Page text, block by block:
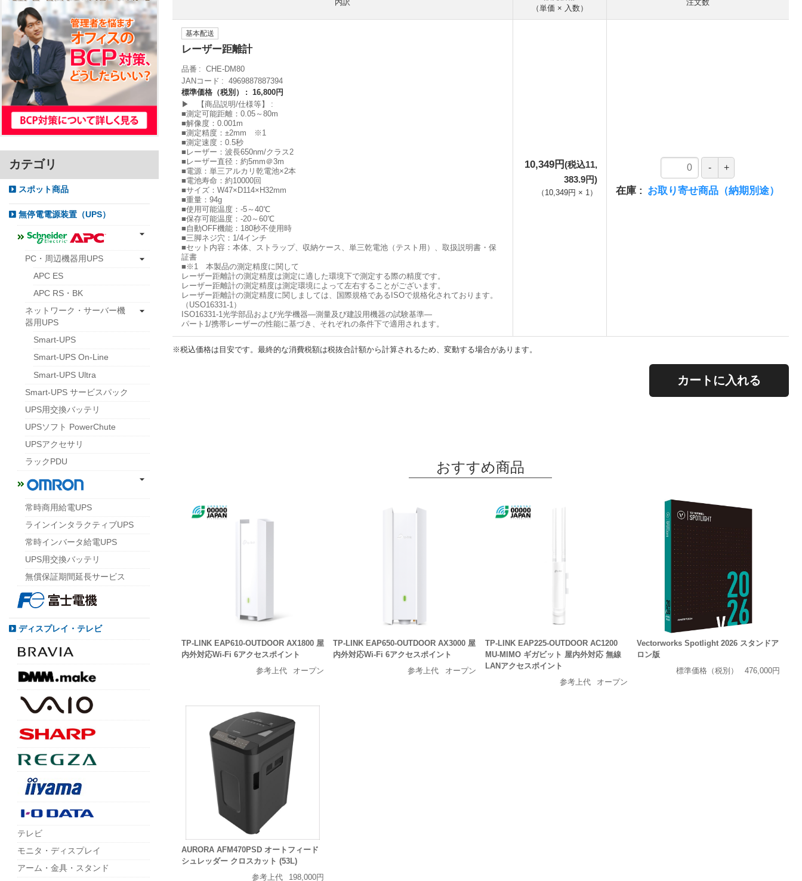
内訳
（単価 × 入数）
注文数
基本配送
レーザー距離計
品番
CHE-DM80
JANコード
4969887887394
標準価格（税別）
16,800円
▶ 【商品説明/仕様等】
■測定可能距離：0.05～80m
■解像度：0.001m
■測定精度：±2mm ※1
■測定速度：0.5秒
■レーザー：波長650nm/クラス2
■レーザー直径：約5mm＠3m
■電源：単三アルカリ乾電池×2本
■電池寿命：約10000回
■サイズ：W47×D114×H32mm
■重量：94g
■使用可能温度：-5～40℃
■保存可能温度：-20～60℃
■自動OFF機能：180秒不使用時
■三脚ネジ穴：1/4インチ
■セット内容：本体、ストラップ、収納ケース、単三乾電池（テスト用）、取扱説明書・保
証書
■※1 本製品の測定精度に関して
レーザー距離計の測定精度は測定に適した環境下で測定する際の精度です。
レーザー距離計の測定精度は測定環境によって左右することがございます。
レーザー距離計の測定精度に関しましては、国際規格であるISOで規格化されております。
（USO16331-1）
ISO16331-1光学部品および光学機器―測量及び建設用機器の試験基準―
パート1/携帯レーザーの性能に基づき、それぞれの条件下で適用されます。
10,349円(税込11,
383.9円)
（ 10,349円 × 1 ） 在庫 お取り寄せ商品（納期別途）
※税込価格は目安です。最終的な消費税額は税抜合計額から計算されるため、変動する場合があります。
カートに入れる
おすすめ商品
TP-LINK EAP610-OUTDOOR AX1800 屋
内外対応Wi-Fi 6アクセスポイント
参考上代
オープン
TP-LINK EAP650-OUTDOOR AX3000 屋
内外対応Wi-Fi 6アクセスポイント
参考上代
オープン
TP-LINK EAP225-OUTDOOR AC1200
MU-MIMO ギガビット 屋内外対応 無線
LANアクセスポイント
参考上代
オープン
Vectorworks Spotlight 2026 スタンドア
ロン版
標準価格（税別）
476,000円
AURORA AFM470PSD オートフィード
シュレッダー クロスカット (53L)
参考上代
198,000円
カテゴリ
スポット商品
無停電電源装置（UPS）
PC・周辺機器用UPS
APC ES
APC RS・BK
ネットワーク・サーバー機
器用UPS
Smart-UPS
Smart-UPS On-Line
Smart-UPS Ultra
Smart-UPS サービスパック
UPS用交換バッテリ
UPSソフト PowerChute
UPSアクセサリ
ラックPDU
常時商用給電UPS
ラインインタラクティブUPS
常時インバータ給電UPS
UPS用交換バッテリ
無償保証期間延長サービス
ディスプレイ・テレビ
テレビ
モニタ・ディスプレイ
アーム・金具・スタンド